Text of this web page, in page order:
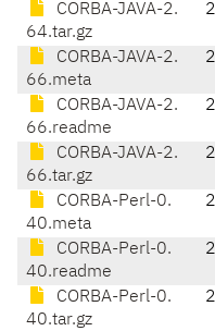
CORBA-JAVA-2.
64.tar.gz
CORBA-JAVA-2.
66.meta
CORBA-JAVA-2.
66.readme
CORBA-JAVA-2.
66.tar.gz
CORBA-Perl-0.
40.meta
CORBA-Perl-0.
40.readme
CORBA-Perl-0.
40.tar.gz